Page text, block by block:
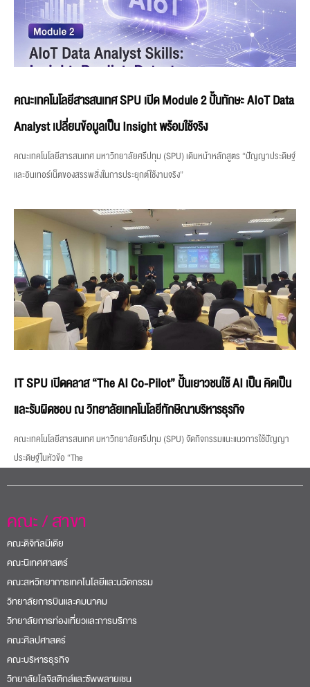
คณะเทคโนโลยีสารสนเทศ SPU เปิด Module 2 ปั้นทักษะ AIoT Data
Analyst เปลี่ยนข้อมูลเป็น Insight พร้อมใช้จริง
คณะเทคโนโลยีสารสนเทศ มหาวิทยาลัยศรีปทุม (SPU) เดินหน้าหลักสูตร “ปัญญาประดิษฐ์
และอินเทอร์เน็ตของสรรพสิ่งในการประยุกต์ใช้งานจริง”
IT SPU เปิดคลาส “The AI Co-Pilot” ปั้นเยาวชนใช้ AI เป็น คิดเป็น
และรับผิดชอบ ณ วิทยาลัยเทคโนโลยีทักษิณาบริหารธุรกิจ
คณะเทคโนโลยีสารสนเทศ มหาวิทยาลัยศรีปทุม (SPU) จัดกิจกรรมแนะแนวการใช้ปัญญา
ประดิษฐ์ในหัวข้อ “The
คณะ / สาขา
คณะดิจิทัลมีเดีย
คณะนิเทศศาสตร์
คณะสหวิทยาการเทคโนโลยีและนวัตกรรม
วิทยาลัยการบินและคมนาคม
วิทยาลัยการท่องเที่ยวและการบริการ
คณะศิลปศาสตร์
คณะบริหารธุรกิจ
วิทยาลัยโลจิสติกส์และซัพพลายเชน